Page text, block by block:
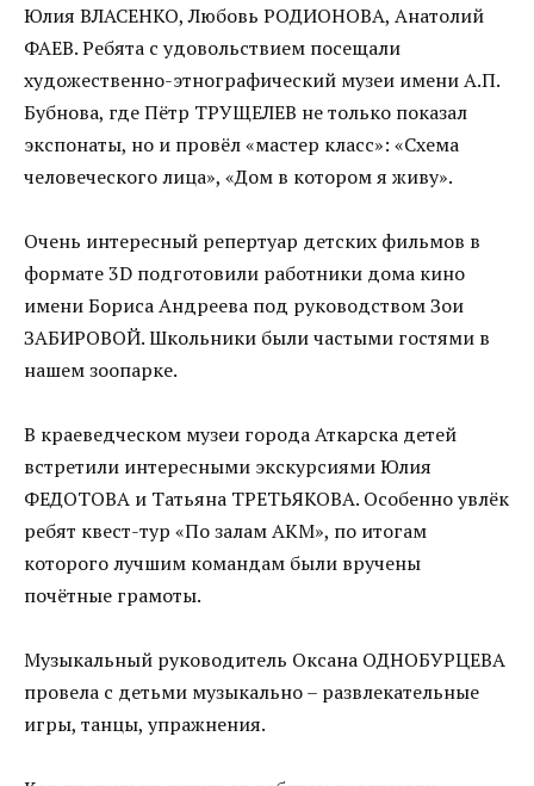
Юлия ВЛАСЕНКО, Любовь РОДИОНОВА, Анатолий
ФАЕВ. Ребята с удовольствием посещали
художественно-этнографический музеи имени А.П.
Бубнова, где Пётр ТРУЩЕЛЕВ не только показал
экспонаты, но и провёл «мастер класс»: «Схема
человеческого лица», «Дом в котором я живу».
Очень интересный репертуар детских фильмов в
формате 3D подготовили работники дома кино
имени Бориса Андреева под руководством Зои
ЗАБИРОВОЙ. Школьники были частыми гостями в
нашем зоопарке.
В краеведческом музеи города Аткарска детей
встретили интересными экскурсиями Юлия
ФЕДОТОВА и Татьяна ТРЕТЬЯКОВА. Особенно увлёк
ребят квест-тур «По залам АКМ», по итогам
которого лучшим командам были вручены
почётные грамоты.
Музыкальный руководитель Оксана ОДНОБУРЦЕВА
провела с детьми музыкально – развлекательные
игры, танцы, упражнения.